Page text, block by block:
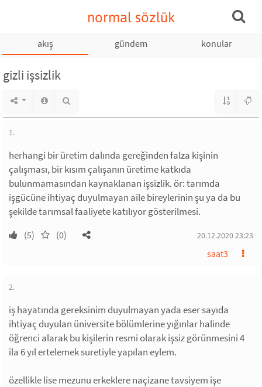
normal sözlük
akış gündem konular
gizli işsizlik
1.
herhangi bir üretim dalında gereğinden falza kişinin
çalışması, bir kısım çalışanın üretime katkıda
bulunmamasından kaynaklanan işsizlik. ör: tarımda
işgücüne ihtiyaç duyulmayan aile bireylerinin şu ya da bu
şekilde tarımsal faaliyete katılıyor gösterilmesi.
(5) (0) 20.12.2020 23:23
saat3
2.
iş hayatında gereksinim duyulmayan yada eser sayıda
ihtiyaç duyulan üniversite bölümlerine yığınlar halinde
öğrenci alarak bu kişilerin resmi olarak işsiz görünmesini 4
ila 6 yıl ertelemek suretiyle yapılan eylem.
özellikle lise mezunu erkeklere naçizane tavsiyem işe